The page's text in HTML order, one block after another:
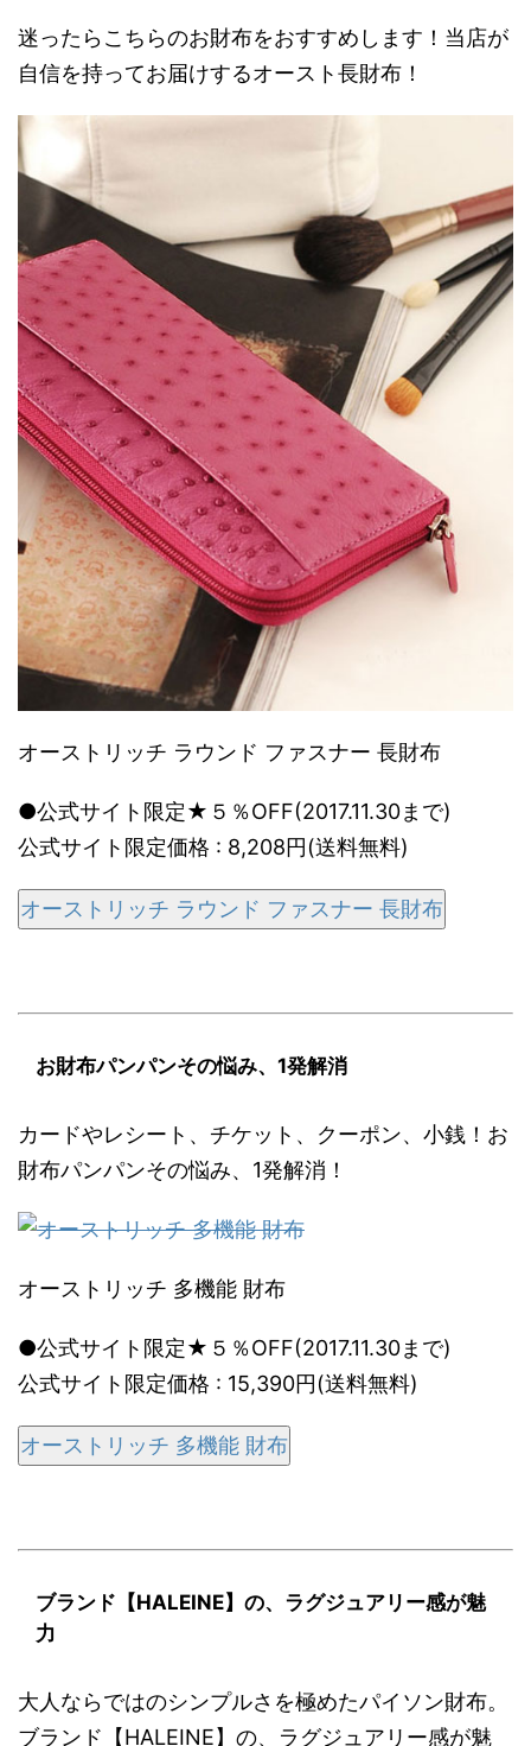
迷ったらこちらのお財布をおすすめします！当店が
自信を持ってお届けするオースト長財布！
オーストリッチ ラウンド ファスナー 長財布
●公式サイト限定★５％OFF(2017.11.30まで)
公式サイト限定価格 : 8,208円(送料無料)
オーストリッチ ラウンド ファスナー 長財布
お財布パンパンその悩み、1発解消
カードやレシート、チケット、クーポン、小銭！お
財布パンパンその悩み、1発解消！
オーストリッチ 多機能 財布
●公式サイト限定★５％OFF(2017.11.30まで)
公式サイト限定価格 : 15,390円(送料無料)
オーストリッチ 多機能 財布
ブランド【HALEINE】の、ラグジュアリー感が魅
力
大人ならではのシンプルさを極めたパイソン財布。
ブランド【HALEINE】の、ラグジュアリー感が魅